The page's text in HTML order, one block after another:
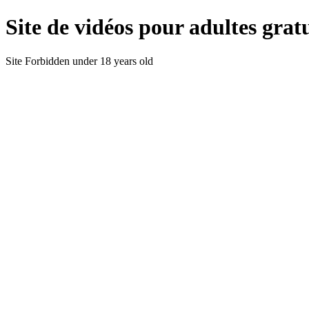
Site de vidéos pour adultes
Site Forbidden under 18 years old